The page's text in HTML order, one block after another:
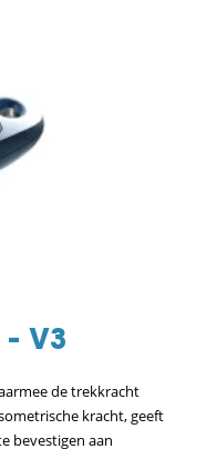
V3
de trekkracht
kracht, geeft
bevestigen aan